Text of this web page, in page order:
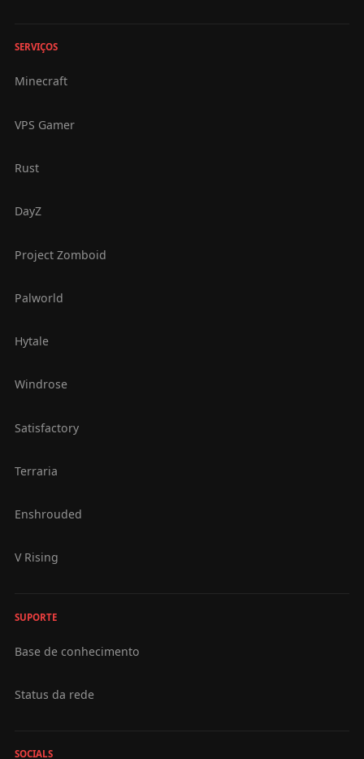
SERVIÇOS
Minecraft
VPS Gamer
Rust
DayZ
Project Zomboid
Palworld
Hytale
Windrose
Satisfactory
Terraria
Enshrouded
V Rising
SUPORTE
Base de conhecimento
Status da rede
SOCIALS